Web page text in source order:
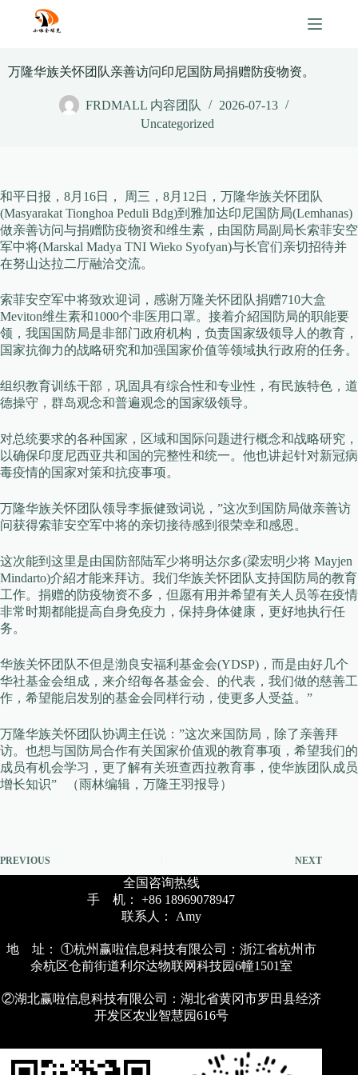
content
万隆华族关怀团队亲善访问印尼国防局捐赠防疫物资。
FRDMALL 内容团队
2026-07-13
Uncategorized
和平日报，8月16日， 周三，8月12日，万隆华族关怀团队
(Masyarakat Tionghoa Peduli Bdg)到雅加达印尼国防局(Lemhanas)
做亲善访问与捐赠防疫物资和维生素，由国防局副局长索菲安空
军中将(Marskal Madya TNI Wieko Syofyan)与长官们亲切招待并
在努山达拉二厅融洽交流。
索菲安空军中将致欢迎词，感谢万隆关怀团队捐赠710大盒
Meviton维生素和1000个非医用口罩。接着介紹国防局的职能要
领，我国国防局是非部门政府机构，负责国家级领导人的教育，
国家抗御力的战略研究和加强国家价值等领域执行政府的任务。
组织教育训练干部，巩固具有综合性和专业性，有民族特色，道
德操守，群岛观念和普遍观念的国家级领导。
对总统要求的各种国家，区域和国际问题进行概念和战略研究，
以确保印度尼西亚共和国的完整性和统一。他也讲起针对新冠病
毒疫情的国家对策和抗疫事项。
万隆华族关怀团队领导李振健致词说，”这次到国防局做亲善访
问获得索菲安空军中将的亲切接待感到很荣幸和感恩。
这次能到这里是由国防部陆军少将明达尔多(梁宏明少将 Mayjen
Mindarto)介紹才能来拜访。我们华族关怀团队支持国防局的教育
工作。捐赠的防疫物资不多，但愿有用并希望有关人员等在疫情
非常时期都能提高自身免疫力，保持身体健康，更好地执行任
务。
华族关怀团队不但是渤良安福利基金会(YDSP)，而是由好几个
华社基金会组成，来介绍每各基金会、的代表，我们做的慈善工
作，希望能启发别的基金会同样行动，使更多人受益。”
万隆华族关怀团队协调主任说：”这次来国防局，除了亲善拜
访。也想与国防局合作有关国家价值观的教育事项，希望我们的
成员有机会学习，更了解有关班查西拉教育事，使华族团队成员
增长知识” （雨林编辑，万隆王羽报导）
PREVIOUS NEXT
全国咨询热线
手 机： +86 18969078947
联系人： Amy
地 址： ①杭州赢啦信息科技有限公司：浙江省杭州市
余杭区仓前街道利尔达物联网科技园6幢1501室
②湖北赢啦信息科技有限公司：湖北省黄冈市罗田县经济
开发区农业智慧园616号